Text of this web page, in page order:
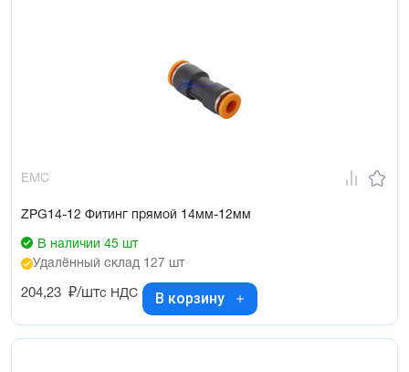
EMC
ZPG14-12 Фитинг прямой 14мм-12мм
В наличии 45 шт
Удалённый склад 127 шт
204,23 ₽/штс НДС В корзину